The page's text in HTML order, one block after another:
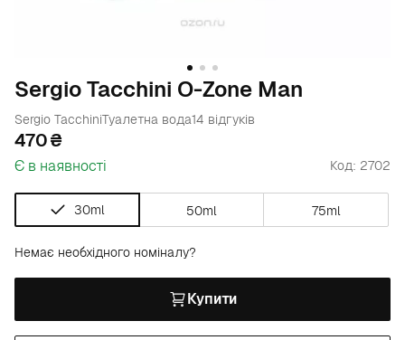
Sergio Tacchini O-Zone Man
Sergio TacchiniТуалетна вода14 відгуків
470
Є в наявності Код: 2702
30ml 50ml 75ml
Немає необхідного номіналу?
Купити